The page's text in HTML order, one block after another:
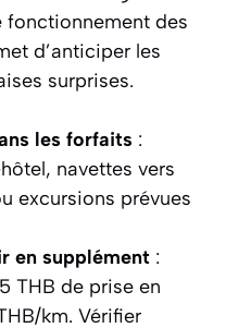
fonctionnement des
d’anticiper les
surprises.
les forfaits :
navettes vers
excursions prévues
en supplément :
THB de prise en
km. Vérifier